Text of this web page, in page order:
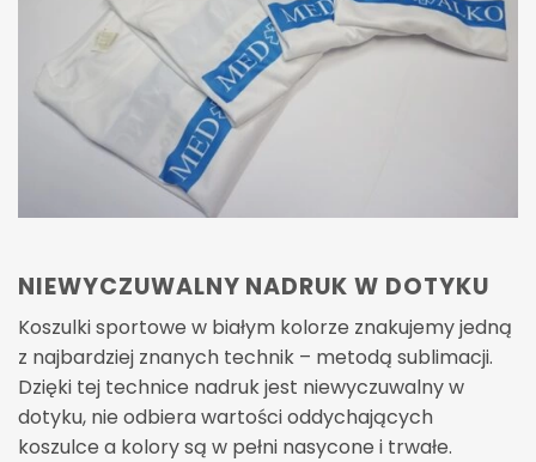
NIEWYCZUWALNY NADRUK W DOTYKU
Koszulki sportowe w białym kolorze znakujemy jedną
z najbardziej znanych technik – metodą sublimacji.
Dzięki tej technice nadruk jest niewyczuwalny w
dotyku, nie odbiera wartości oddychających
koszulce a kolory są w pełni nasycone i trwałe.